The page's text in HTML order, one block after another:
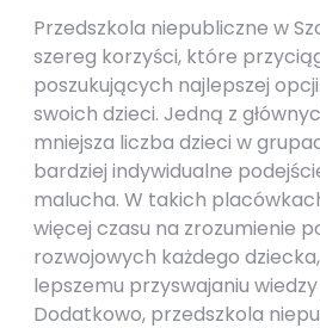
Przedszkola niepubliczne w
szereg korzyści, które
poszukujących najlepszej
swoich dzieci. Jedną z
mniejsza liczba dzieci w
bardziej indywidualne
malucha. W takich
więcej czasu na zrozumienie
rozwojowych każdego
lepszemu przyswajaniu
Dodatkowo, przedszkola